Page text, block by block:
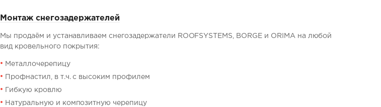
Монтаж снегозадержателей
Мы продаём и устанавливаем снегозадержатели ROOFSYSTEMS, BORGE и ORIMA на любой
вид кровельного покрытия:
Металлочерепицу
Профнастил, в т.ч. с высоким профилем
Гибкую кровлю
Натуральную и композитную черепицу